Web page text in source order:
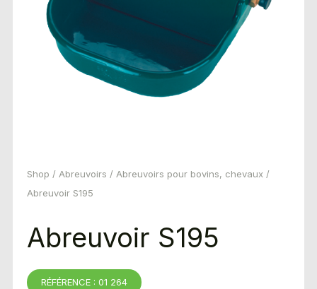
Shop / Abreuvoirs / Abreuvoirs pour bovins, chevaux/
Abreuvoir S195
Abreuvoir S195
RÉFÉRENCE : 01 264